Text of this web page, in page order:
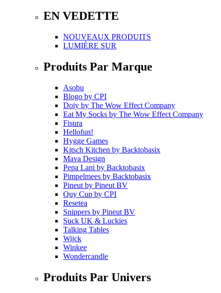
EN VEDETTE
NOUVEAUX PRODUITS
LUMIÈRE SUR
Produits Par Marque
Asobu
Blogo by CPI
Doiy by The Wow Effect Company
Eat My Socks by The Wow Effect Company
Fisura
Hellofun!
Hygge Games
Kitsch Kitchen by Backtobasix
Mava Design
Pepa Lani by Backtobasix
Pimpelmees by Backtobasix
Pineut by Pineut BV
Quy Cup by CPI
Resetea
Snippers by Pineut BV
Suck UK & Luckies
Talking Tables
Wijck
Winkee
Wondercandle
Produits Par Univers